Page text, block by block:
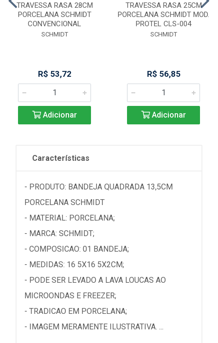
TRAVESSA RASA 28CM
PORCELANA SCHMIDT
CONVENCIONAL
SCHMIDT
R$ 53,72
Adicionar
TRAVESSA RASA 25CM
PORCELANA SCHMIDT MOD.
PROTEL CLS-004
SCHMIDT
R$ 56,85
Adicionar
Características
- PRODUTO: BANDEJA QUADRADA 13,5CM
PORCELANA SCHMIDT
- MATERIAL: PORCELANA;
- MARCA: SCHMIDT;
- COMPOSICAO: 01 BANDEJA;
- MEDIDAS: 16 5X16 5X2CM;
- PODE SER LEVADO A LAVA LOUCAS AO
MICROONDAS E FREEZER;
- TRADICAO EM PORCELANA;
- IMAGEM MERAMENTE ILUSTRATIVA. ...